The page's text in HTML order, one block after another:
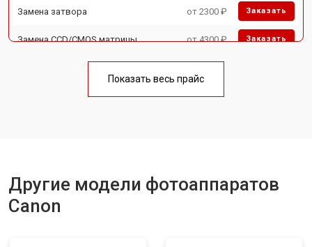
Замена затвора от 2300 ₽ Заказать
Замена CCD/CMOS матрицы от 4300 ₽ Заказать
Чистка матрицы от 3100 ₽
Показать весь прайс
Другие модели фотоаппаратов
Canon